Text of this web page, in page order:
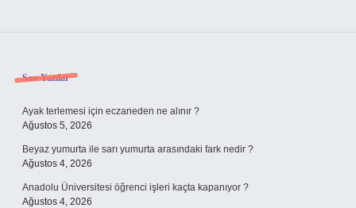
Sidebar
Son Yazılar
Ayak terlemesi için eczaneden ne alınır ?
Ağustos 5, 2026
Beyaz yumurta ile sarı yumurta arasındaki fark nedir ?
Ağustos 4, 2026
Anadolu Üniversitesi öğrenci işleri kaçta kapanıyor ?
Ağustos 4, 2026